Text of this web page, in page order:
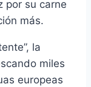
por su carne
más.
la
miles
europeas